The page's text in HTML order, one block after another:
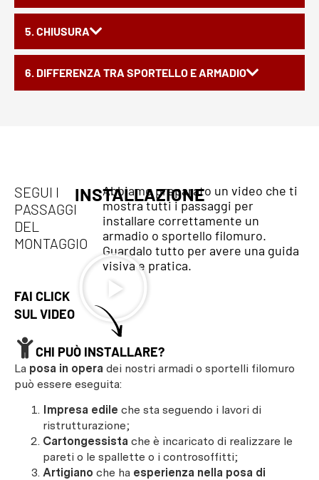
5. CHIUSURA
6. DIFFERENZA TRA SPORTELLO E ARMADIO
SEGUI I
PASSAGGI
DEL
MONTAGGIO
INSTALLAZIONE
Abbiamo preparato un video che ti
mostra tutti i passaggi per
installare correttamente un
armadio o sportello filomuro.
Guardalo tutto per avere una guida
visiva e pratica.
FAI CLICK
SUL VIDEO
CHI PUÒ INSTALLARE?
La posa in opera dei nostri armadi o sportelli filomuro
può essere eseguita:
Impresa edile che sta seguendo i lavori di
ristrutturazione;
Cartongessista che è incaricato di realizzare le
pareti o le spallette o i controsoffitti;
Artigiano che ha esperienza nella posa di